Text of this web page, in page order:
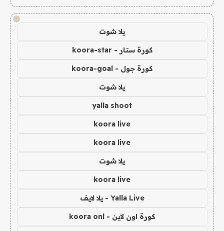
!
يلا شوت
كورة ستار - koora-star
كورة جول - koora-goal
يلا شوت
yalla shoot
koora live
koora live
يلا شوت
koora live
Yalla Live - يلا لايف
كورة اون لاين - koora onl